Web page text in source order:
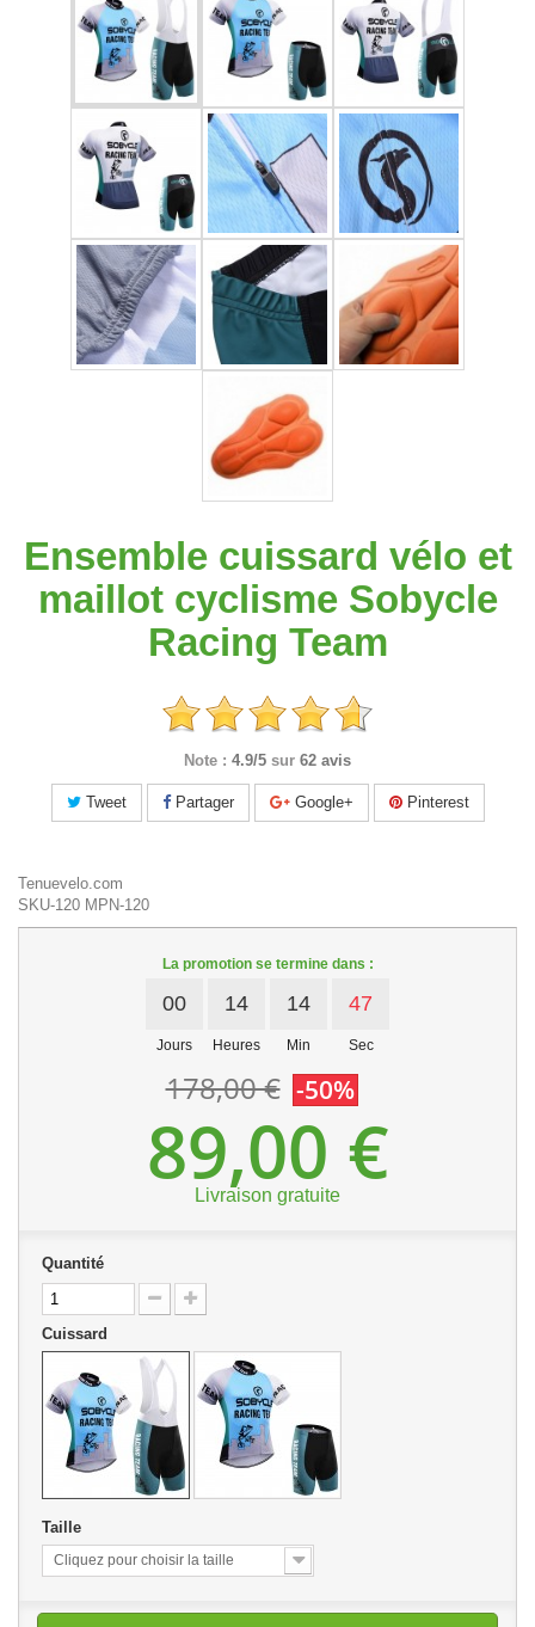
Ensemble cuissard vélo et
maillot cyclisme Sobycle
Racing Team
Note : 4.9/5 sur 62 avis
Tweet Partager Google+ Pinterest
Tenuevelo.com
SKU-120 MPN-120
La promotion se termine dans :
00
Jours
14
Heures
14
Min
47
Sec
178,00 € -50%
89,00 €
Livraison gratuite
Quantité
Cuissard
Taille
Cliquez pour choisir la taille